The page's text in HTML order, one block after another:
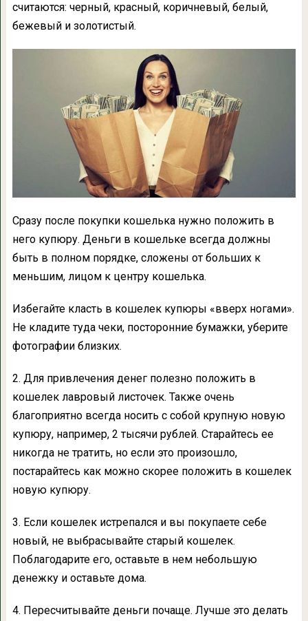
считаются: черный, красный, коричневый, белый,
бежевый и золотистый.
Сразу после покупки кошелька нужно положить в
него купюру. Деньги в кошельке всегда должны
быть в полном порядке, сложены от больших к
меньшим, лицом к центру кошелька.
Избегайте класть в кошелек купюры «вверх ногами».
Не кладите туда чеки, посторонние бумажки, уберите
фотографии близких.
2. Для привлечения денег полезно положить в
кошелек лавровый листочек. Также очень
благоприятно всегда носить с собой крупную новую
купюру, например, 2 тысячи рублей. Старайтесь ее
никогда не тратить, но если это произошло,
постарайтесь как можно скорее положить в кошелек
новую купюру.
3. Если кошелек истрепался и вы покупаете себе
новый, не выбрасывайте старый кошелек.
Поблагодарите его, оставьте в нем небольшую
денежку и оставьте дома.
4. Пересчитывайте деньги почаще. Лучше это делать